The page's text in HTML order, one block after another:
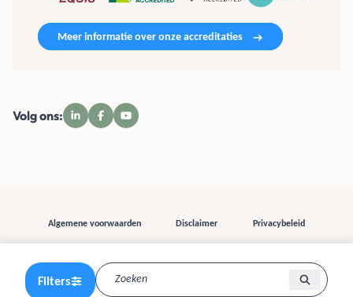
Filters
Meer informatie over onze accreditaties
Volg ons:
Algemene voorwaarden Disclaimer Privacybeleid
© 2026 TIAS | All right reserved